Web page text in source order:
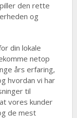
den rette
og
din lokale
netop
års erfaring,
hvordan vi har
til
vores kunder
de mest